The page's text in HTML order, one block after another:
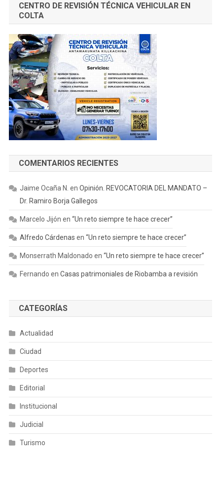
CENTRO DE REVISIÓN TÉCNICA VEHICULAR EN
COLTA
COMENTARIOS RECIENTES
Jaime Ocaña N. en Opinión. REVOCATORIA DEL MANDATO –
Dr. Ramiro Borja Gallegos
Marcelo Jijón en “Un reto siempre te hace crecer”
Alfredo Cárdenas en “Un reto siempre te hace crecer”
Monserrath Maldonado en “Un reto siempre te hace crecer”
Fernando en Casas patrimoniales de Riobamba a revisión
CATEGORÍAS
Actualidad
Ciudad
Deportes
Editorial
Institucional
Judicial
Turismo